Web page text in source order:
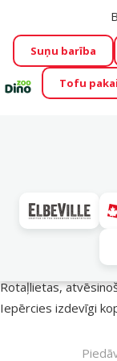
Visu mēnesi Dino
barībām!
Fotokonkurss
būs 2027.
Suņu barība
Tofu
Vasara
Rotaļlietas,
Iepērcies izdevīgi